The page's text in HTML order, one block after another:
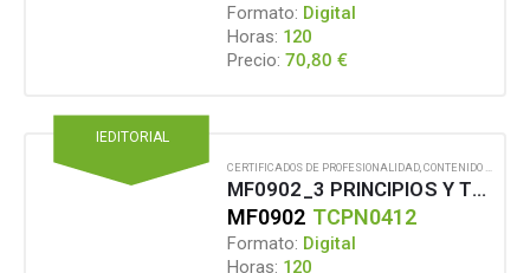
Formato: Digital
Horas: 120
Precio: 70,80€
IEDITORIAL
CERTIFICADOS DE PROFESIONALIDAD,CONTENIDO EN FORMATO DIGITAL
MF0902_3 PRINCIPIOS Y TÉCNICAS DE ESTAMPACIÓN TEXTIL
MF0902 TCPN0412
Formato: Digital
Horas: 120